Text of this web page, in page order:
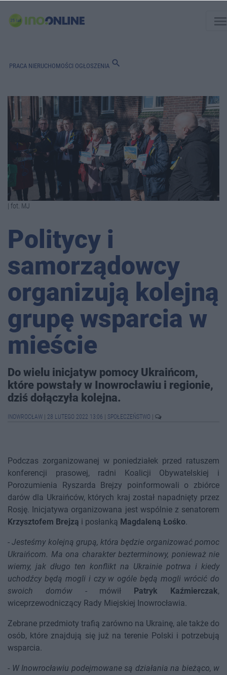
PRACA NIERUCHOMOŚCI OGŁOSZENIA search
| fot. MJ
Politycy i
samorządowcy
organizują kolejną
grupę wsparcia w
mieście
Do wielu inicjatyw pomocy Ukraińcom,
które powstały w Inowrocławiu i regionie,
dziś dołączyła kolejna.
INOWROCŁAW 28 LUTEGO 2022 13:06 SPOŁECZEŃSTWO
Podczas zorganizowanej w poniedziałek przed ratuszem
konferencji prasowej, radni Koalicji Obywatelskiej i
Porozumienia Ryszarda Brejzy poinformowali o zbiórce
darów dla Ukraińców, których kraj został napadnięty przez
Rosję. Inicjatywa organizowana jest wspólnie z senatorem
Krzysztofem Brejzą i posłanką Magdaleną Łośko.
-Jesteśmy kolejną grupą, która będzie organizować pomoc
Ukraińcom. Ma ona charakter bezterminowy, ponieważ nie
wiemy, jak długo ten konflikt na Ukrainie potrwa i kiedy
uchodźcy będą mogli i czy w ogóle będą mogli wrócić do
swoich domów- mówił Patryk Kaźmierczak,
wiceprzewodniczący Rady Miejskiej Inowrocławia.
Zebrane przedmioty trafią zarówno na Ukrainę, ale także do
osób, które znajdują się już na terenie Polski i potrzebują
wsparcia.
- W Inowrocławiu podejmowane są działania na bieżąco, w